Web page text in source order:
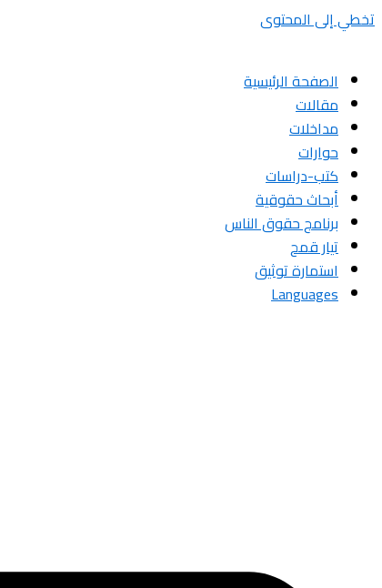
تخطي إلى المحتوى
الصفحة الرئيسية
مقالات
مداخلات
حوارات
كتب-دراسات
أبحاث حقوقية
برنامج حقوق الناس
تيار قمح
استمارة توثيق
Languages